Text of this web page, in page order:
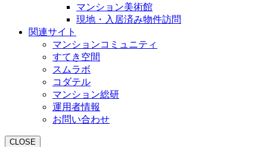
マンション美術館
現地・入居済み物件訪問
関連サイト
マンションコミュニティ
すてき空間
スムラボ
コダテル
マンション総研
運用者情報
お問い合わせ
CLOSE